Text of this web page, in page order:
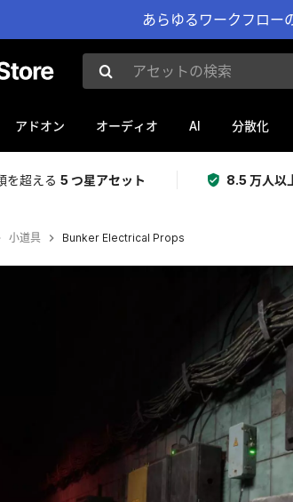
あらゆるワークフロー
アセットの検索
アドオン オーディオ AI 分散化
を超える 5 つ星アセット 8.5 万人以
小道具 Bunker Electrical Props